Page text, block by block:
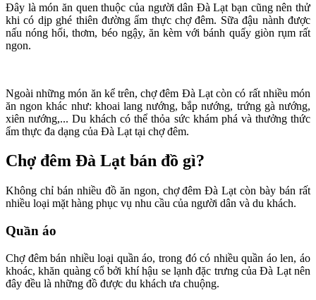
Đây là món ăn quen thuộc của người dân Đà Lạt bạn cũng nên thử
khi có dịp ghé thiên đường ẩm thực chợ đêm. Sữa đậu nành được
nấu nóng hổi, thơm, béo ngậy, ăn kèm với bánh quẩy giòn rụm rất
ngon.
Ngoài những món ăn kể trên, chợ đêm Đà Lạt còn có rất nhiều món
ăn ngon khác như: khoai lang nướng, bắp nướng, trứng gà nướng,
xiên nướng,... Du khách có thể thỏa sức khám phá và thưởng thức
ẩm thực đa dạng của Đà Lạt tại chợ đêm.
Chợ đêm Đà Lạt bán đồ gì?
Không chỉ bán nhiều đồ ăn ngon, chợ đêm Đà Lạt còn bày bán rất
nhiều loại mặt hàng phục vụ nhu cầu của người dân và du khách.
Quần áo
Chợ đêm bán nhiều loại quần áo, trong đó có nhiều quần áo len, áo
khoác, khăn quàng cổ bởi khí hậu se lạnh đặc trưng của Đà Lạt nên
đây đều là những đồ được du khách ưa chuộng.